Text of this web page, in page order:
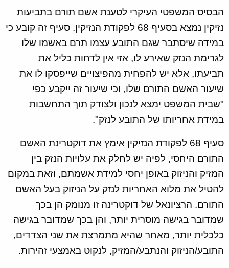
הבסיס המשפטי העיקרי לטענת אשם תורם בתביעות
נזיקין נמצא בסעיף 68 לפקודת הנזיקין. סעיף זה קובע כי
במידה שיסתבר שגם התובע עצמו תרם באשמו שלו
לגרימת הנזק שאירע לו, אזי אין לדחות כליל את
תביעתו, אלא יש להפחית מהפיצויים שייפסקו לו את
שיעור האשם התורם שלו, וכי שיעור זה ייקבע כפי
"שבית המשפט ימצא לנכון ולצודק תוך התחשבות
במידת אחריותו של התובע לנזק".
סעיף 68 לפקודת הנזיקין אימץ את דוקטרינת האשם
התורם היחסי, לפיה יש לחלק את עלויות הנזק בין
המזיק והניזוק באופן יחסי למידת אשמתם, וזאת במקום
להטיל את מלוא האחריות לנזק על הניזוק בעל האשם
התורם. הרציונאל של דוקטרינה זו מנומק הן בכך
שמדובר בגישה מוסרית יותר, והן בכך שמדובר בגישה
כלכלית יותר, מאחר שהיא מתמרצת את שני הצדדים,
התובע/הניזוק והנתבע/המזיק, לנקוט באמצעי זהירות.